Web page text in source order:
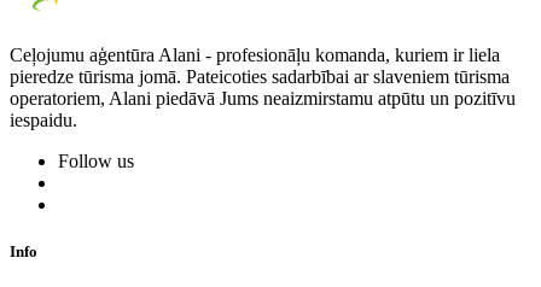
Ceļojumu aģentūra Alani - profesionāļu komanda, kuriem ir liela
pieredze tūrisma jomā. Pateicoties sadarbībai ar slaveniem tūrisma
operatoriem, Alani piedāvā Jums neaizmirstamu atpūtu un pozitīvu
iespaidu.
Follow us
Info